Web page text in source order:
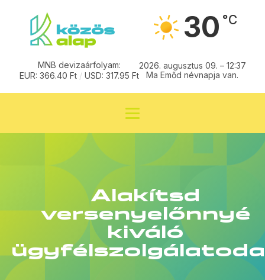
MNB devizaárfolyam:
EUR: 366.40 Ft / USD: 317.95 Ft
2026. augusztus 09. – 12:37
Ma Emőd névnapja van.
30 °C
Alakítsd
versenyelőnnyé
kiváló